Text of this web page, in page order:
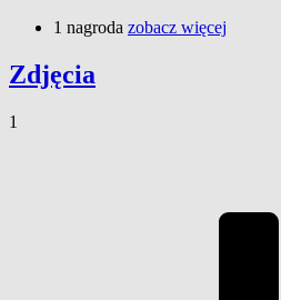
1 nagroda zobacz więcej
Zdjęcia
1